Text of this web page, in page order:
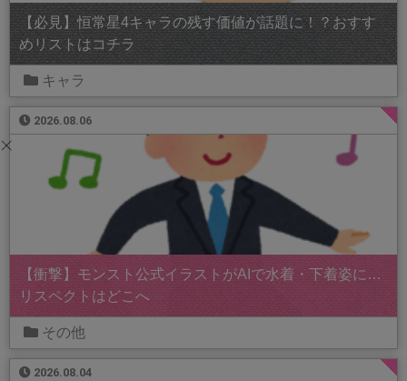
【必見】恒常星4キャラの残す価値が話題に！？おすす
めリストはコチラ
キャラ
2026.08.06
【衝撃】モンスト公式イラストがAIで水着・下着姿に…
リスペクトはどこへ
その他
2026.08.04